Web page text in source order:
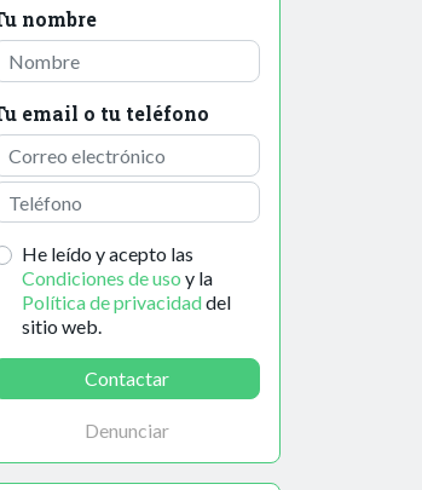
nombre
email o tu teléfono
He leído y acepto las
Condiciones de uso y la
Política de privacidaddel
sitio web.
Contactar
Denunciar